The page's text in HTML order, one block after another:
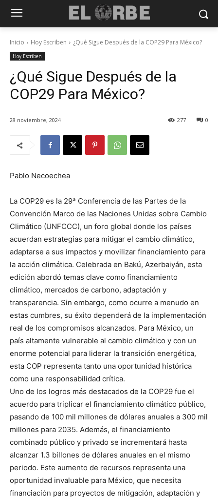
Inicio Hoy Escriben ¿Qué Sigue Después de la COP29 Para México?
Hoy Escriben
¿Qué Sigue Después de la
COP29 Para México?
28 noviembre, 2024 0
277
Pablo Necoechea
La COP29 es la 29ª Conferencia de las Partes de la
Convención Marco de las Naciones Unidas sobre Cambio
Climático (UNFCCC), un foro global donde los países
acuerdan estrategias para mitigar el cambio climático,
adaptarse a sus impactos y movilizar financiamiento para
la acción climática. Celebrada en Bakú, Azerbaiyán, esta
edición abordó temas clave como financiamiento
climático, mercados de carbono, adaptación y
transparencia. Sin embargo, como ocurre a menudo en
estas cumbres, su éxito dependerá de la implementación
real de los compromisos alcanzados. Para México, un
país altamente vulnerable al cambio climático y con un
enorme potencial para liderar la transición energética,
esta COP representa tanto una oportunidad histórica
como una responsabilidad crítica.
Uno de los logros más destacados de la COP29 fue el
acuerdo para triplicar el financiamiento climático público,
pasando de 100 mil millones de dólares anuales a 300 mil
millones para 2035. Además, el financiamiento
combinado público y privado se incrementará hasta
alcanzar 1.3 billones de dólares anuales en el mismo
periodo. Este aumento de recursos representa una
oportunidad invaluable para México, que necesita
financiación para proyectos de mitigación, adaptación y